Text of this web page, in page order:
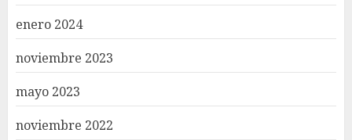
enero 2024
noviembre 2023
mayo 2023
noviembre 2022